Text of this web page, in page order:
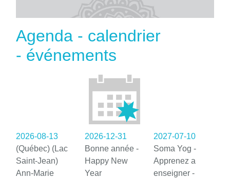
Agenda - calendrier
- événements
2026-08-13
(Québec) (Lac
Saint-Jean)
Ann-Marie
2026-12-31
Bonne année -
Happy New
Year
2027-07-10
Soma Yog -
Apprenez a
enseigner -